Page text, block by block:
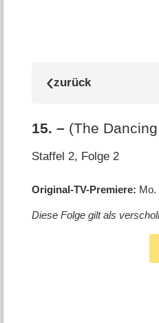
15.– (The
Staffel 2, Folge 2
Original-TV-Premiere Mo.
Diese Folge gilt als